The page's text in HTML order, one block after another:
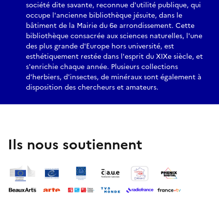
société dite savante, reconnue d'utilité publique, qui
occupe l'ancienne bibliothèque jésuite, dans le
bâtiment de la Mairie du 6e arrondissement. Cette
bibliothèque consacrée aux sciences naturelles, l'une
des plus grande d'Europe hors université, est
esthétiquement restée dans l'esprit du XIXe siècle, et
s'enrichie chaque année. Plusieurs collections
d'herbiers, d'insectes, de minéraux sont également à
disposition des chercheurs et amateurs.
Ils nous soutiennent